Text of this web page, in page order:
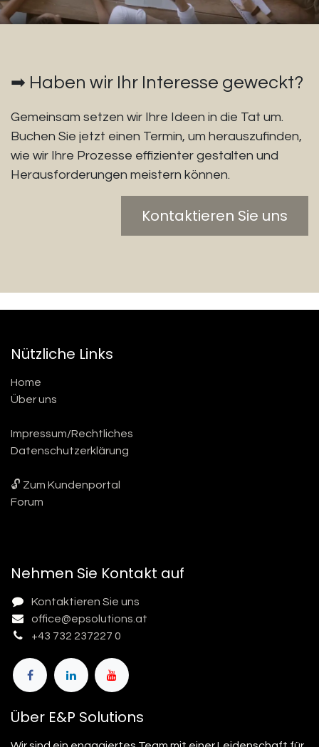
➡ Haben wir Ihr Interesse geweckt?
Gemeinsam setzen wir Ihre Ideen in die Tat um.
Buchen Sie jetzt einen Termin, um herauszufinden,
wie wir Ihre Prozesse effizienter gestalten und
Herausforderungen meistern können.
Kontaktieren Sie uns
Nützliche Links
Home
Über uns
Impressum/Rechtliches
Datenschutzerklärung
🔓 Zum Kundenportal
Forum
Nehmen Sie Kontakt auf
Kontaktieren Sie uns
office@epsolutions.at
+43 732 237227 0
Über E&P Solutions